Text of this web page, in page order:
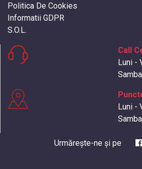
Politica De Cookies
Informatii GDPR
S.O.L.
Call
Luni -
Luni -
Urmărește-ne și pe